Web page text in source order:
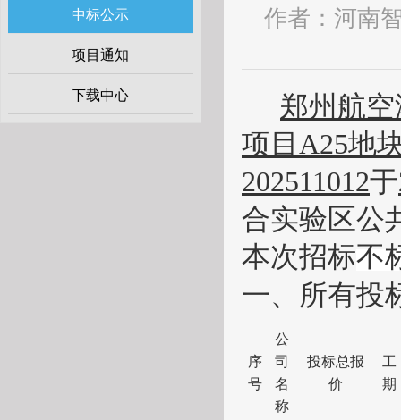
中标公示
项目通知
下载中心
作者：河南
郑州航
项目 A25地
202511012于
合实验区公
本次招标不
一、 所有投
序
号
公
司
名
称
投标总报
价
工
期